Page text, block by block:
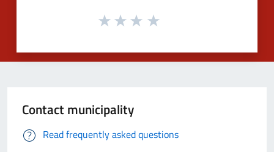
Contact municipality
Read frequently asked questions